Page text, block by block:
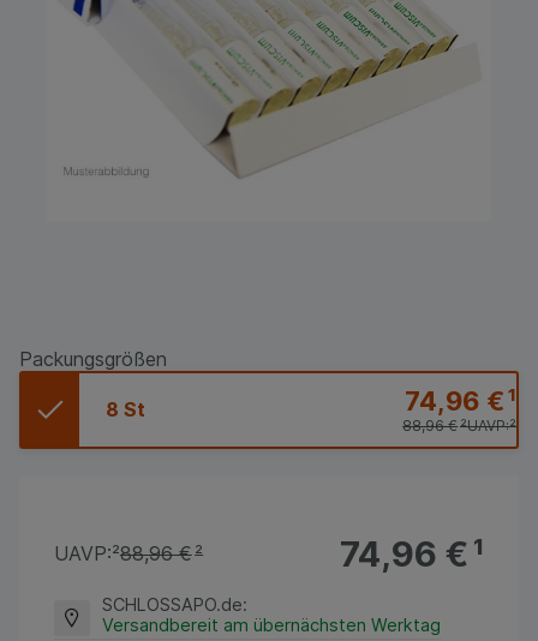
Packungsgrößen
8 St 74,96 €¹
UAVP:²
88,96 €²
74,96 €¹
UAVP:²88,96 €²
SCHLOSSAPO.de:
Versandbereit am übernächsten Werktag